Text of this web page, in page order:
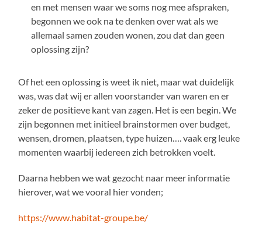
en met mensen waar we soms nog mee afspraken,
begonnen we ook na te denken over wat als we
allemaal samen zouden wonen, zou dat dan geen
oplossing zijn?
Of het een oplossing is weet ik niet, maar wat duidelijk
was, was dat wij er allen voorstander van waren en er
zeker de positieve kant van zagen. Het is een begin. We
zijn begonnen met initieel brainstormen over budget,
wensen, dromen, plaatsen, type huizen…. vaak erg leuke
momenten waarbij iedereen zich betrokken voelt.
Daarna hebben we wat gezocht naar meer informatie
hierover, wat we vooral hier vonden;
https://www.habitat-groupe.be/